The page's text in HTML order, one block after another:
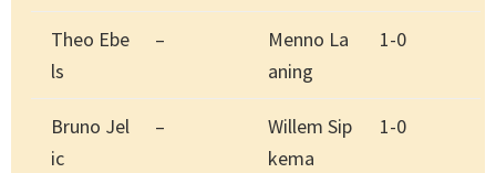
Theo Ebe
ls
–
Menno La
aning
1-0
Bruno Jel
ic
–
Willem Sip
kema
1-0